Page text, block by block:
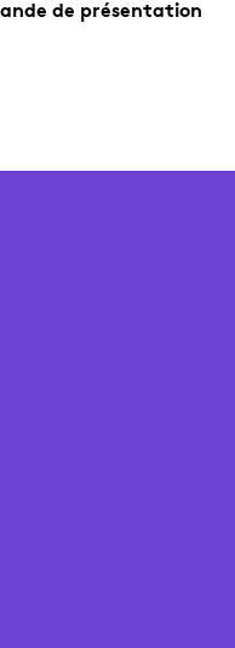
de présentation